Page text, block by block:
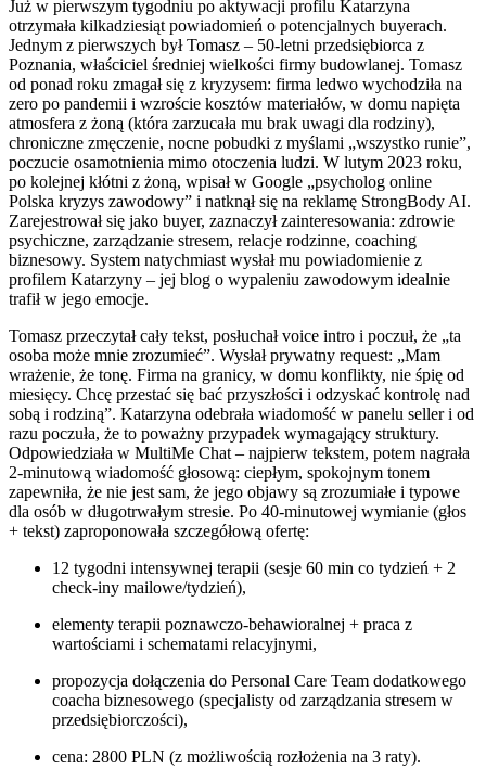
Już w pierwszym tygodniu po aktywacji profilu Katarzyna
otrzymała kilkadziesiąt powiadomień o potencjalnych buyerach.
Jednym z pierwszych był Tomasz – 50-letni przedsiębiorca z
Poznania, właściciel średniej wielkości firmy budowlanej. Tomasz
od ponad roku zmagał się z kryzysem: firma ledwo wychodziła na
zero po pandemii i wzroście kosztów materiałów, w domu napięta
atmosfera z żoną (która zarzucała mu brak uwagi dla rodziny),
chroniczne zmęczenie, nocne pobudki z myślami „wszystko runie”,
poczucie osamotnienia mimo otoczenia ludzi. W lutym 2023 roku,
po kolejnej kłótni z żoną, wpisał w Google „psycholog online
Polska kryzys zawodowy” i natknął się na reklamę StrongBody AI.
Zarejestrował się jako buyer, zaznaczył zainteresowania: zdrowie
psychiczne, zarządzanie stresem, relacje rodzinne, coaching
biznesowy. System natychmiast wysłał mu powiadomienie z
profilem Katarzyny – jej blog o wypaleniu zawodowym idealnie
trafił w jego emocje.
Tomasz przeczytał cały tekst, posłuchał voice intro i poczuł, że „ta
osoba może mnie zrozumieć”. Wysłał prywatny request: „Mam
wrażenie, że tonę. Firma na granicy, w domu konflikty, nie śpię od
miesięcy. Chcę przestać się bać przyszłości i odzyskać kontrolę nad
sobą i rodziną”. Katarzyna odebrała wiadomość w panelu seller i od
razu poczuła, że to poważny przypadek wymagający struktury.
Odpowiedziała w MultiMe Chat – najpierw tekstem, potem nagrała
2-minutową wiadomość głosową: ciepłym, spokojnym tonem
zapewniła, że nie jest sam, że jego objawy są zrozumiałe i typowe
dla osób w długotrwałym stresie. Po 40-minutowej wymianie (głos
+ tekst) zaproponowała szczegółową ofertę:
12 tygodni intensywnej terapii (sesje 60 min co tydzień + 2
check-iny mailowe/tydzień),
elementy terapii poznawczo-behawioralnej + praca z
wartościami i schematami relacyjnymi,
propozycja dołączenia do Personal Care Team dodatkowego
coacha biznesowego (specjalisty od zarządzania stresem w
przedsiębiorczości),
cena: 2800 PLN (z możliwością rozłożenia na 3 raty).